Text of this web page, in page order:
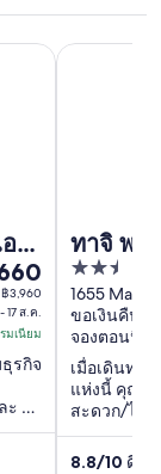
ส
3,960
17 ส.ค.
มเนียม
รกิจ
ะ ที่
เช้า
เลกชัน โรงแรม
ทาจิ พา
2.5
out
of
5
1655 Mall
ขอเงินคืนไ
จองตอนนี้ จ่
เมื่อเดินทา
แห่งนี้ คุณจ
สะดวก/ไฮไ
จอดรถฟรี ผู้
และความส
8.8/10 ดีเลิ
ทาจิ พาเลซ